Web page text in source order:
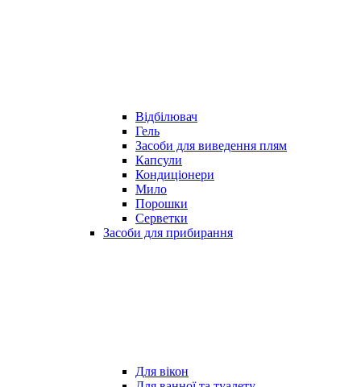
Відбілювач
Гель
Засоби для виведення плям
Капсули
Кондиціонери
Мило
Порошки
Серветки
Засоби для прибирання
Для вікон